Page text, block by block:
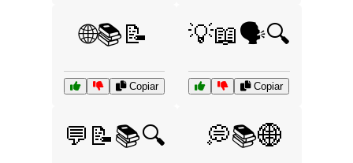
🌐📚📝
Copiar
💡📖🗣️🔍
Copiar
💬📝📚🔍 💭📚🌐